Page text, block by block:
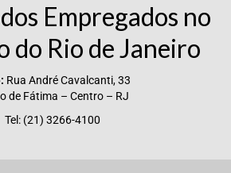
Empregados no
do Rio de Janeiro
Rua André Cavalcanti, 33
de Fátima – Centro – RJ
Tel: (21) 3266-4100